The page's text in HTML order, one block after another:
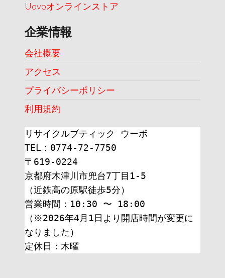
Uovoオンラインストア
企業情報
会社概要
アクセス
プライバシーポリシー
利用規約
リサイクルブティック ウーボ
TEL：0774-72-7750
〒619-0224
京都府木津川市兜台7丁目1-5
（近鉄高の原駅徒歩5分）
営業時間：10:30 〜 18:00
（※2026年4月1日より開店時間が変更に
なりました）
定休日：木曜